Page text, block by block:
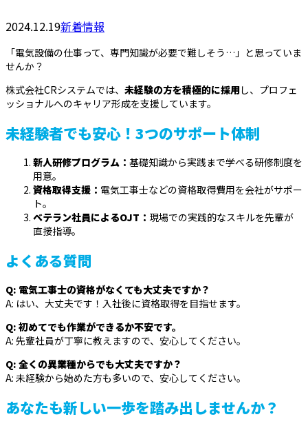
2024.12.19新着情報
「電気設備の仕事って、専門知識が必要で難しそう…」と思っていま
せんか？
株式会社CRシステムでは、 未経験の方を積極的に採用し、プロフェ
ッショナルへのキャリア形成を支援しています。
未経験者でも安心！3つのサポート体制
新人研修プログラム： 基礎知識から実践まで学べる研修制度を
用意。
資格取得支援： 電気工事士などの資格取得費用を会社がサポー
ト。
ベテラン社員によるOJT： 現場での実践的なスキルを先輩が
直接指導。
よくある質問
Q: 電気工事士の資格がなくても大丈夫ですか？
A: はい、大丈夫です！入社後に資格取得を目指せます。
Q: 初めてでも作業ができるか不安です。
A: 先輩社員が丁寧に教えますので、安心してください。
Q: 全くの異業種からでも大丈夫ですか？
A: 未経験から始めた方も多いので、安心してください。
あなたも新しい一歩を踏み出しませんか？